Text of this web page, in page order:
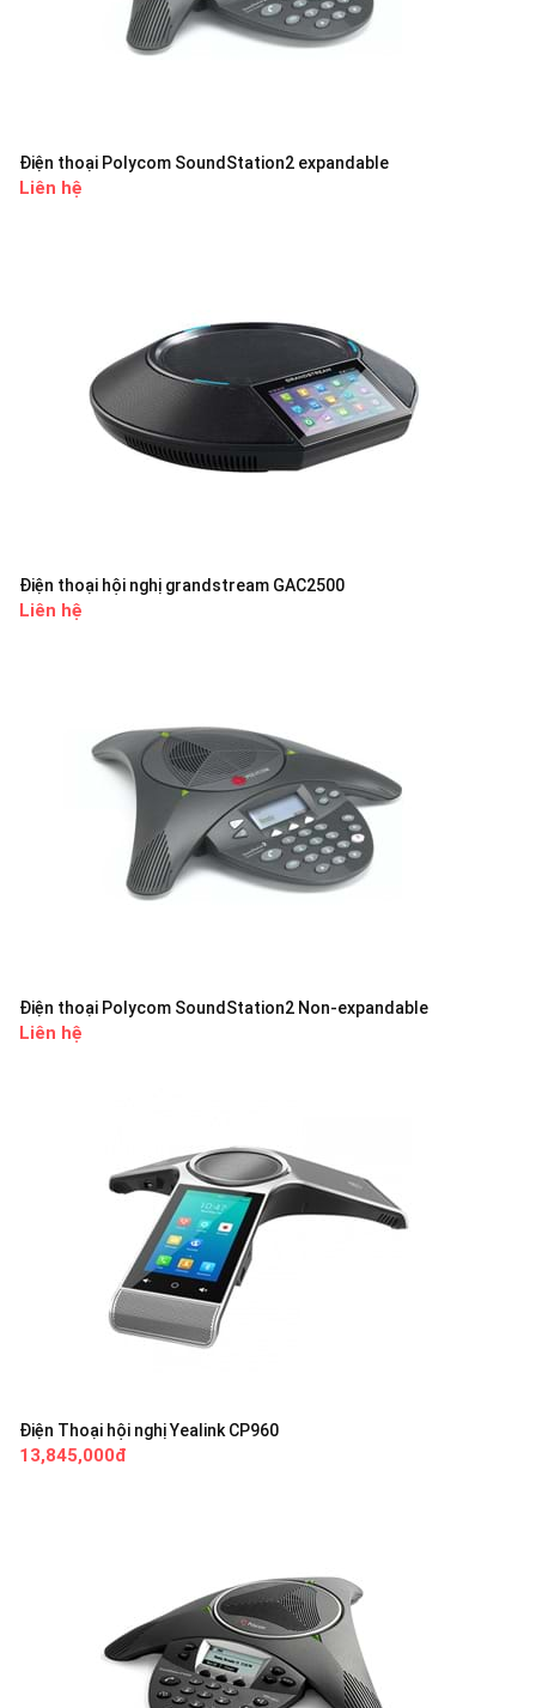
Điện thoại Polycom SoundStation2 expandable
Liên hệ
Điện thoại hội nghị grandstream GAC2500
Liên hệ
Điện thoại Polycom SoundStation2 Non-expandable
Liên hệ
Điện Thoại hội nghị Yealink CP960
13,845,000đ